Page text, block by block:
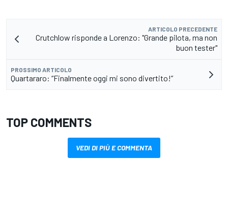
ARTICOLO PRECEDENTE
Crutchlow risponde a Lorenzo: "Grande pilota, ma non
buon tester"
PROSSIMO ARTICOLO
Quartararo: “Finalmente oggi mi sono divertito!”
TOP COMMENTS
VEDI DI PIÙ E COMMENTA